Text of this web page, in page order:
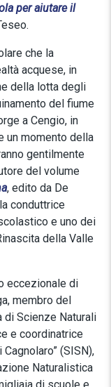
per aiutare il
che la
acquese, in
della lotta degli
del fiume
a Cengio, in
un momento della
gentilmente
del volume
, edito da De
conduttrice
e uno dei
della Valle
eccezionale di
membro del
Scienze Naturali
e coordinatrice
(SISN),
Naturalistica
di scuole e